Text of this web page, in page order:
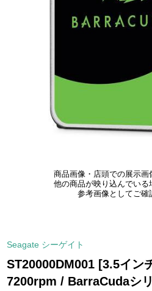
商品画像・店頭での展示画
他の商品が映り込んでいる
参考画像としてご確
Seagate シーゲイト
ST20000DM001 [3.5イン
7200rpm / BarraCudaシ